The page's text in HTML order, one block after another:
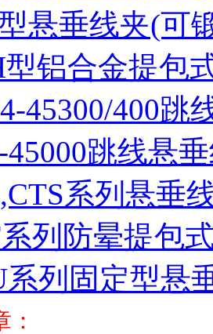
悬垂线夹(可
型铝合金提包
45300/400跳
45000跳线悬
系列悬垂
列防晕提包
系列固定型悬